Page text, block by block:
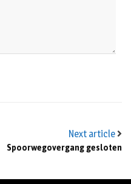
Next article
Spoorwegovergang gesloten